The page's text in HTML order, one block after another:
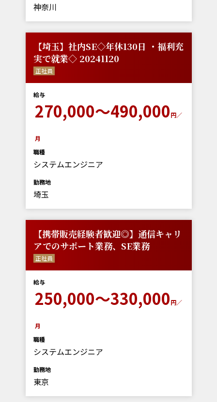
神奈川
【埼玉】社内SE◇年休130日 ・福利充
実で就業◇ 20241120
正社員
給与
270,000～490,000円／
月
職種
システムエンジニア
勤務地
埼玉
【携帯販売経験者歓迎◎】通信キャリ
アでのサポート業務、SE業務
正社員
給与
250,000～330,000円／
月
職種
システムエンジニア
勤務地
東京